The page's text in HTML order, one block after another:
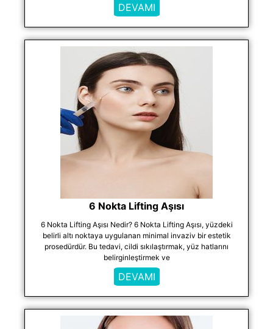
DEVAMI
6 Nokta Lifting Aşısı
6 Nokta Lifting Aşısı Nedir? 6 Nokta Lifting Aşısı, yüzdeki
belirli altı noktaya uygulanan minimal invaziv bir estetik
prosedürdür. Bu tedavi, cildi sıkılaştırmak, yüz hatlarını
belirginleştirmek ve
DEVAMI